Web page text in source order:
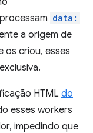
processam data:
a origem de
os criou, esses
HTML do
esses workers
impedindo que